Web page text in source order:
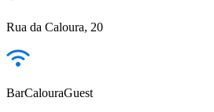
Rua da Caloura, 20
BarCalouraGuest